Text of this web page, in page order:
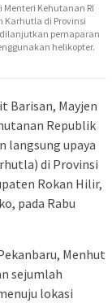
Kehutanan RI
di Provinsi
pemaparan
helikopter.
Barisan, Mayjen
Republik
langsung upaya
di Provinsi
Rokan Hilir,
pada Rabu
Menhut
sejumlah
lokasi